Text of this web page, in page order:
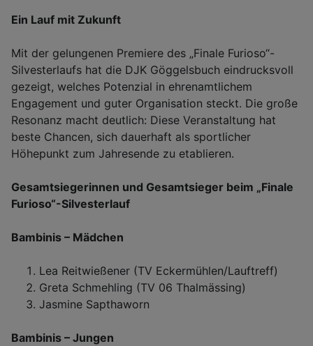
Ein Lauf mit Zukunft
Mit der gelungenen Premiere des „Finale Furioso“-
Silvesterlaufs hat die DJK Göggelsbuch eindrucksvoll
gezeigt, welches Potenzial in ehrenamtlichem
Engagement und guter Organisation steckt. Die große
Resonanz macht deutlich: Diese Veranstaltung hat
beste Chancen, sich dauerhaft als sportlicher
Höhepunkt zum Jahresende zu etablieren.
Gesamtsiegerinnen und Gesamtsieger beim „Finale
Furioso“-Silvesterlauf
Bambinis – Mädchen
Lea Reitwießener (TV Eckermühlen/Lauftreff)
Greta Schmehling (TV 06 Thalmässing)
Jasmine Sapthaworn
Bambinis – Jungen